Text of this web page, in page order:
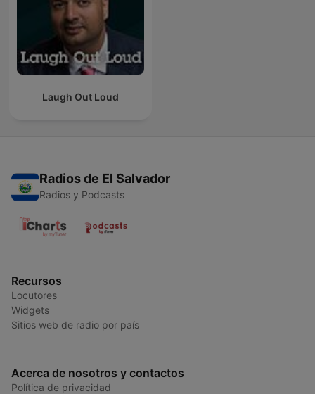
Laugh Out Loud
Radios de El Salvador
Radios y Podcasts
Recursos
Locutores
Widgets
Sitios web de radio por país
Acerca de nosotros y contactos
Política de privacidad